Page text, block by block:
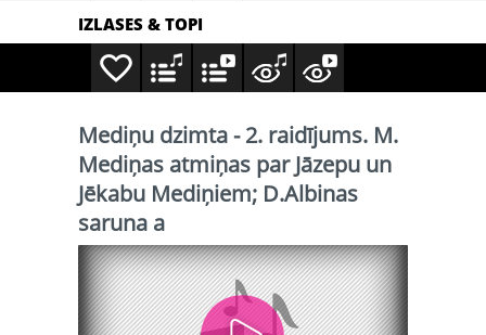
IZLASES & TOPI
Mediņu dzimta - 2. raidījums. M.
Mediņas atmiņas par Jāzepu un
Jēkabu Mediņiem; D.Albinas
saruna a